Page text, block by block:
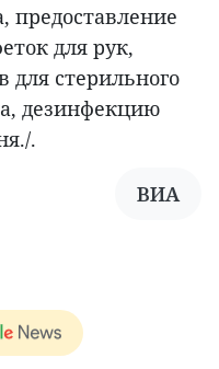
предоставление
для рук,
для стерильного
дезинфекцию
.
ВИА